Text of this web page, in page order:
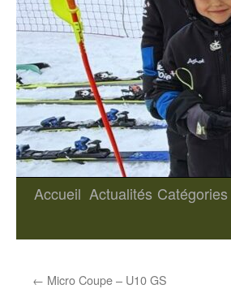
Aller
Accueil Actualités Catégories
← Micro Coupe – U10 GS